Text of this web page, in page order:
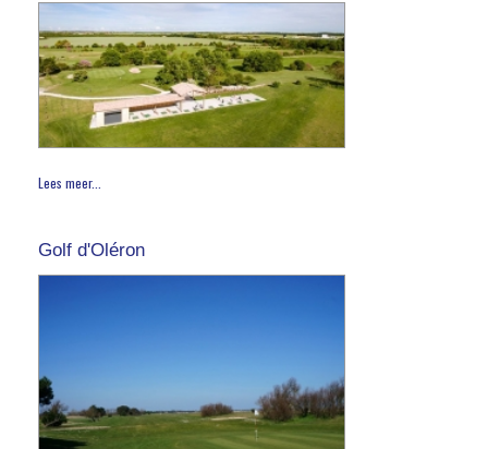
Lees meer...
Golf d'Oléron